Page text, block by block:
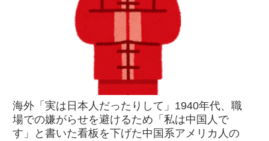
海外「実は日本人だったりして」1940年代、職
場での嫌がらせを避けるため「私は中国人で
す」と書いた看板を下げた中国系アメリカ人の